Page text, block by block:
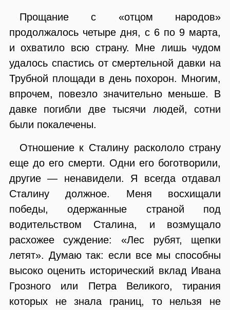
Прощание с «отцом народов»
продолжалось четыре дня, с 6 по 9 марта,
и охватило всю страну. Мне лишь чудом
удалось спастись от смертельной давки на
Трубной площади в день похорон. Многим,
впрочем, повезло значительно меньше. В
давке погибли две тысячи людей, сотни
были покалечены.
Отношение к Сталину раскололо страну
еще до его смерти. Одни его боготворили,
другие — ненавидели. Я всегда отдавал
Сталину должное. Меня восхищали
победы, одержанные страной под
водительством Сталина, и возмущало
расхожее суждение: «Лес рубят, щепки
летят». Думаю так: если все мы способны
высоко оценить исторический вклад Ивана
Грозного или Петра Великого, тирания
которых не знала границ, то нельзя не